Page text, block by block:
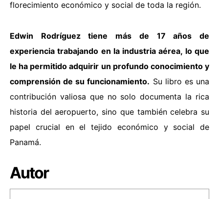
florecimiento económico y social de toda la región.
Edwin Rodríguez tiene más de 17 años de
experiencia trabajando en la industria aérea, lo que
le ha permitido adquirir un profundo conocimiento y
comprensión de su funcionamiento. Su libro es una
contribución valiosa que no solo documenta la rica
historia del aeropuerto, sino que también celebra su
papel crucial en el tejido económico y social de
Panamá.
Autor